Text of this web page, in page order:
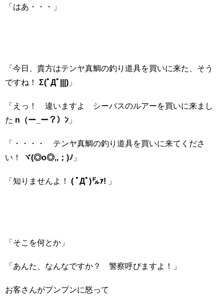
「はあ・・・」
「今日、貴方はテンヤ真鯛の釣り道具を買いに来た、そう
ですね！ Σ(ﾟДﾟ|||) 」
「えっ！ 違いますよ シーバスのルアーを買いに来まし
た n（ー_ー？）ﾝ 」
「・・・・ テンヤ真鯛の釣り道具を買いに来てくださ
い！
ヾ(◎o◎,,；)ﾉ 」
「知りませんよ！ ( ﾟДﾟ)㌦ｧ! 」
「そこを何とか」
「あんた、なんなですか？ 警察呼びますよ！」
お客さんがプンプンに怒って